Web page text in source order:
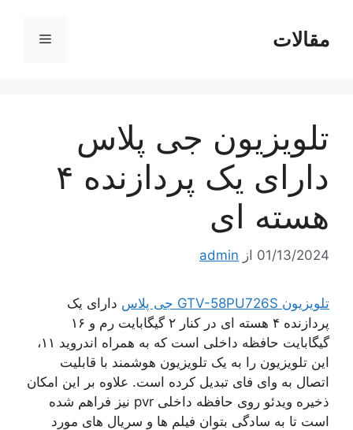
مقالات فهرست
تلویزیون جی پلاس
دارای یک پردازنده ۴
هسته ای
01/13/2024 ازadmin
تلویزیون GTV-58PU726S جی پلاس
دارای یک
پردازنده ۴ هسته ای در کنار ۲ گیگابایت رم و ۱۶
گیگابایت حافظه داخلی است که به همراه اندروید ۱۱،
این تلویزیون را به یک تلویزیون هوشمند با قابلیت
اتصال به وای فای تبدیل کرده است. علاوه بر این امکان
ذخیره ویدئو روی حافظه داخلی pvr نیز فراهم شده
است تا به سادگی بتوان فیلم ها و سریال های مورد